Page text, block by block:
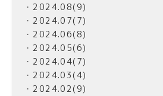
・2024.08(9)
・2024.07(7)
・2024.06(8)
・2024.05(6)
・2024.04(7)
・2024.03(4)
・2024.02(9)